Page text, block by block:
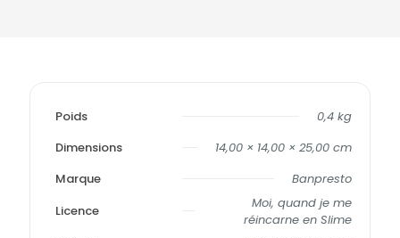
Poids
0,4 kg
Dimensions
14,00 × 14,00 × 25,00 cm
Marque
Banpresto
Licence
Moi, quand je me
réincarne en Slime